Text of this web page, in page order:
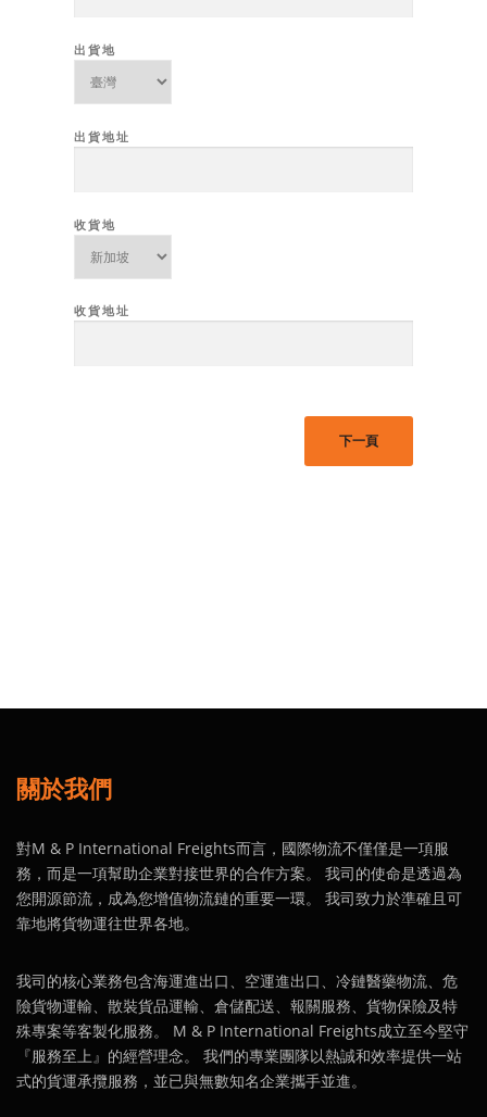
出貨地
出貨地址
收貨地
收貨地址
下一頁
關於我們
對M & P International Freights而言，國際物流不僅僅是一項服
務，而是一項幫助企業對接世界的合作方案。 我司的使命是透過為
您開源節流，成為您增值物流鏈的重要一環。 我司致力於準確且可
靠地將貨物運往世界各地。
我司的核心業務包含海運進出口、空運進出口、冷鏈醫藥物流、危
險貨物運輸、散裝貨品運輸、倉儲配送、報關服務、貨物保險及特
殊專案等客製化服務。 M & P International Freights成立至今堅守
『服務至上』的經營理念。 我們的專業團隊以熱誠和效率提供一站
式的貨運承攬服務，並已與無數知名企業攜手並進。